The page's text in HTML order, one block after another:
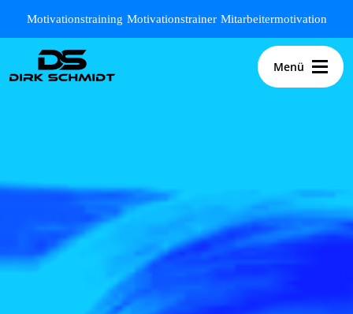
Motivationstraining Motivationstrainer Mitarbeitermotivation
Menü